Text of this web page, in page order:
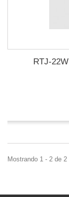
RTJ-
Mostrando 1 - 2 de 2